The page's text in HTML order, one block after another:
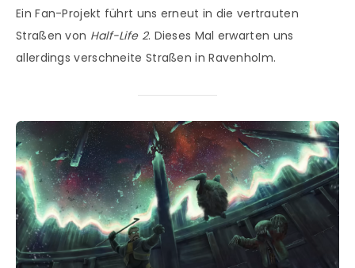
Ein Fan-Projekt führt uns erneut in die vertrauten
Straßen von Half-Life 2. Dieses Mal erwarten uns
allerdings verschneite Straßen in Ravenholm.